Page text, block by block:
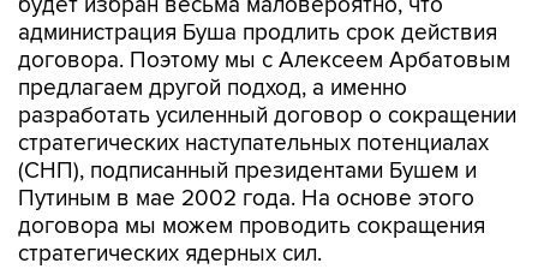
администрация Буша продлить срок действия
договора. Поэтому мы с Алексеем Арбатовым
предлагаем другой подход, а именно
разработать усиленный договор о сокращении
стратегических наступательных потенциалах
(СНП), подписанный президентами Бушем и
Путиным в мае 2002 года. На основе этого
договора мы можем проводить сокращения
стратегических ядерных сил.